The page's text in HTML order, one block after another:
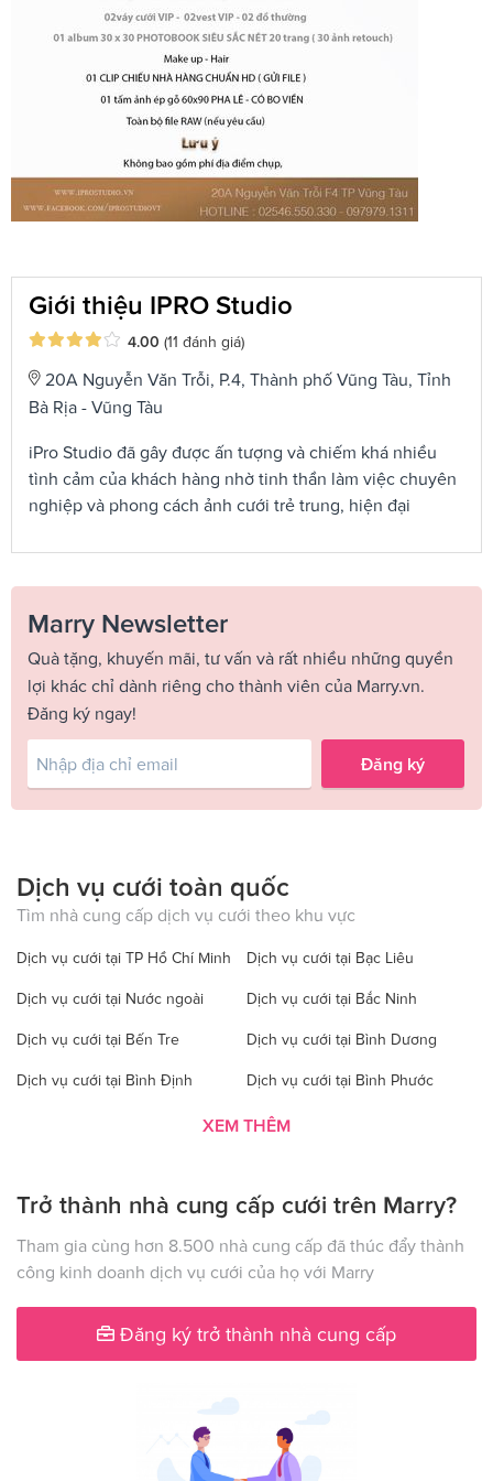
Giới thiệu IPRO Studio
4.00 (11 đánh giá)
20A Nguyễn Văn Trỗi, P.4, Thành phố Vũng Tàu, Tỉnh
Bà Rịa - Vũng Tàu
iPro Studio đã gây được ấn tượng và chiếm khá nhiều
tình cảm của khách hàng nhờ tinh thần làm việc chuyên
nghiệp và phong cách ảnh cưới trẻ trung, hiện đại
Marry Newsletter
Quà tặng, khuyến mãi, tư vấn và rất nhiều những quyền
lợi khác chỉ dành riêng cho thành viên của Marry.vn.
Đăng ký ngay!
Đăng ký
Dịch vụ cưới toàn quốc
Tìm nhà cung cấp dịch vụ cưới theo khu vực
Dịch vụ cưới tại TP Hồ Chí Minh Dịch vụ cưới tại Bạc Liêu
Dịch vụ cưới tại Nước ngoài Dịch vụ cưới tại Bắc Ninh
Dịch vụ cưới tại Bến Tre Dịch vụ cưới tại Bình Dương
Dịch vụ cưới tại Bình Định Dịch vụ cưới tại Bình Phước
Dịch vụ cưới tại Bình Thuận Dịch vụ cưới tại Cà Mau
Dịch vụ cưới tại Hà Nội Dịch vụ cưới tại Đăk Nông
Dịch vụ cưới tại Điện Biên Dịch vụ cưới tại Đồng Nai
Dịch vụ cưới tại Đồng Tháp Dịch vụ cưới tại Gia Lai
Dịch vụ cưới tại Hà Giang Dịch vụ cưới tại Hà Nam
Dịch vụ cưới tại Hà Tây Dịch vụ cưới tại Hà Tĩnh
Dịch vụ cưới tại Hậu Giang Dịch vụ cưới tại Hòa Bình
XEM THÊM
Trở thành nhà cung cấp cưới trên Marry?
Tham gia cùng hơn 8.500 nhà cung cấp đã thúc đẩy thành
công kinh doanh dịch vụ cưới của họ với Marry
Đăng ký trở thành nhà cung cấp